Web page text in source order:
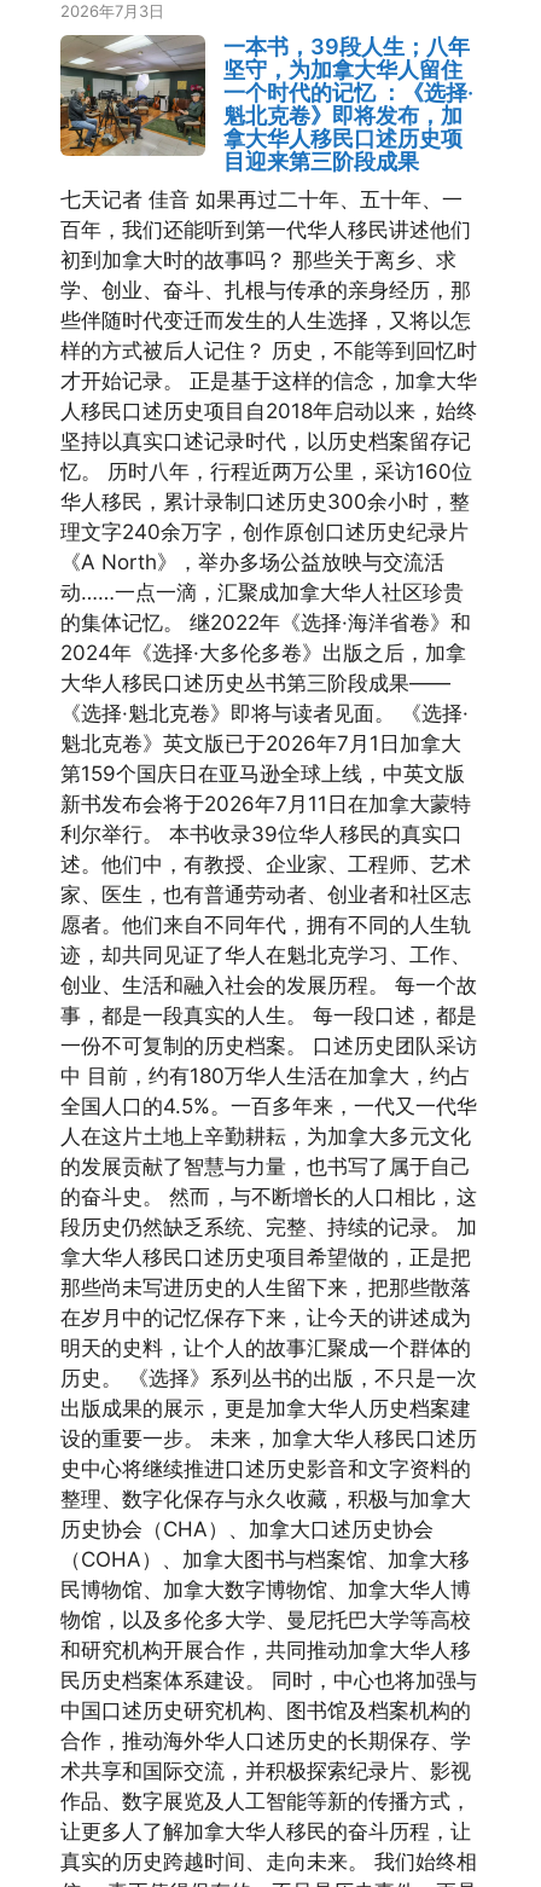
2026年7月3日
一本书，39段人生；八年
坚守，为加拿大华人留住
一个时代的记忆 ：《选择·
魁北克卷》即将发布，加
拿大华人移民口述历史项
目迎来第三阶段成果
七天记者 佳音 如果再过二十年、五十年、一
百年，我们还能听到第一代华人移民讲述他们
初到加拿大时的故事吗？ 那些关于离乡、求
学、创业、奋斗、扎根与传承的亲身经历，那
些伴随时代变迁而发生的人生选择，又将以怎
样的方式被后人记住？ 历史，不能等到回忆时
才开始记录。 正是基于这样的信念，加拿大华
人移民口述历史项目自2018年启动以来，始终
坚持以真实口述记录时代，以历史档案留存记
忆。 历时八年，行程近两万公里，采访160位
华人移民，累计录制口述历史300余小时，整
理文字240余万字，创作原创口述历史纪录片
《A North》，举办多场公益放映与交流活
动……一点一滴，汇聚成加拿大华人社区珍贵
的集体记忆。 继2022年《选择·海洋省卷》和
2024年《选择·大多伦多卷》出版之后，加拿
大华人移民口述历史丛书第三阶段成果——
《选择·魁北克卷》即将与读者见面。 《选择·
魁北克卷》英文版已于2026年7月1日加拿大
第159个国庆日在亚马逊全球上线，中英文版
新书发布会将于2026年7月11日在加拿大蒙特
利尔举行。 本书收录39位华人移民的真实口
述。他们中，有教授、企业家、工程师、艺术
家、医生，也有普通劳动者、创业者和社区志
愿者。他们来自不同年代，拥有不同的人生轨
迹，却共同见证了华人在魁北克学习、工作、
创业、生活和融入社会的发展历程。 每一个故
事，都是一段真实的人生。 每一段口述，都是
一份不可复制的历史档案。 口述历史团队采访
中 目前，约有180万华人生活在加拿大，约占
全国人口的4.5%。一百多年来，一代又一代华
人在这片土地上辛勤耕耘，为加拿大多元文化
的发展贡献了智慧与力量，也书写了属于自己
的奋斗史。 然而，与不断增长的人口相比，这
段历史仍然缺乏系统、完整、持续的记录。 加
拿大华人移民口述历史项目希望做的，正是把
那些尚未写进历史的人生留下来，把那些散落
在岁月中的记忆保存下来，让今天的讲述成为
明天的史料，让个人的故事汇聚成一个群体的
历史。 《选择》系列丛书的出版，不只是一次
出版成果的展示，更是加拿大华人历史档案建
设的重要一步。 未来，加拿大华人移民口述历
史中心将继续推进口述历史影音和文字资料的
整理、数字化保存与永久收藏，积极与加拿大
历史协会（CHA）、加拿大口述历史协会
（COHA）、加拿大图书与档案馆、加拿大移
民博物馆、加拿大数字博物馆、加拿大华人博
物馆，以及多伦多大学、曼尼托巴大学等高校
和研究机构开展合作，共同推动加拿大华人移
民历史档案体系建设。 同时，中心也将加强与
中国口述历史研究机构、图书馆及档案机构的
合作，推动海外华人口述历史的长期保存、学
术共享和国际交流，并积极探索纪录片、影视
作品、数字展览及人工智能等新的传播方式，
让更多人了解加拿大华人移民的奋斗历程，让
真实的历史跨越时间、走向未来。 我们始终相